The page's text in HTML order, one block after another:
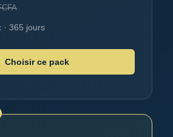
· 365 jours
Choisir ce pack